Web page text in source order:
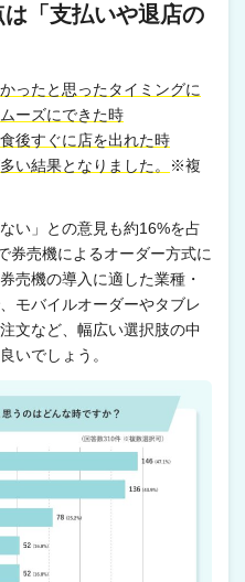
「支払いや退店の
ったと思ったタイミングに
ーズにできた時
後すぐに店を出れた時
い結果となりました。
※複
い」との意見も約16%を占
券売機によるオーダー方式に
売機の導入に適した業種・
モバイルオーダーやタブレ
文など、幅広い選択肢の中
いでしょう。